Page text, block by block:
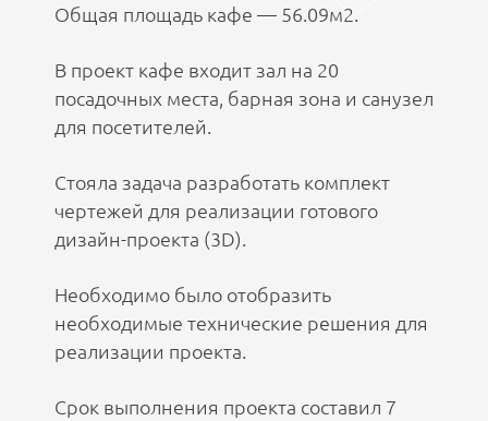
Общая площадь кафе — 56.09м2.
В проект кафе входит зал на 20
посадочных места, барная зона и санузел
для посетителей.
Стояла задача разработать комплект
чертежей для реализации готового
дизайн-проекта (3D).
Необходимо было отобразить
необходимые технические решения для
реализации проекта.
Срок выполнения проекта составил 7